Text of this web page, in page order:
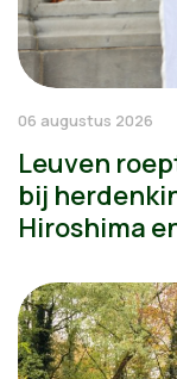
06 augustus 2026
Leuven
bij
Hiroshima